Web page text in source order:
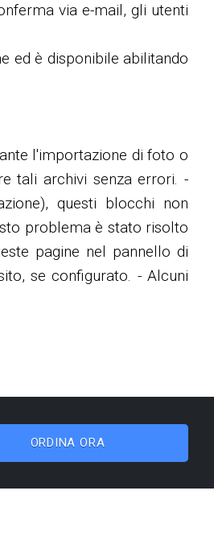
via e-mail, gli utenti
ed è disponibile abilitando
l'importazione di foto o
tali archivi senza errori. -
questi blocchi non
problema è stato risolto
pagine nel pannello di
se configurato. - Alcuni
ORDINA ORA